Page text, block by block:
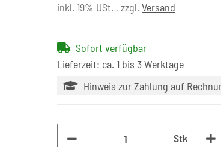
inkl. 19% USt. , zzgl. Versand
Sofort verfügbar
Lieferzeit: ca. 1 bis 3 Werktage
Hinweis zur Zahlung auf
Stk